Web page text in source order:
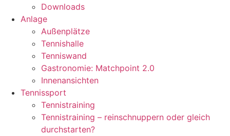
Downloads
Anlage
Außenplätze
Tennishalle
Tenniswand
Gastronomie: Matchpoint 2.0
Innenansichten
Tennissport
Tennistraining
Tennistraining – reinschnuppern oder gleich
durchstarten?